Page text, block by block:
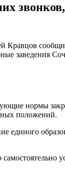
заведения
нормы
положений.
единого